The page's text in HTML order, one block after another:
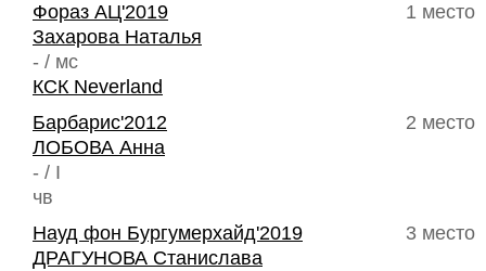
1 место
Фораз АЦ'2019
Захарова Наталья
- / мс
КСК Neverland
2 место
Барбарис'2012
ЛОБОВА Анна
- / I
чв
3 место
Науд фон Бургумерхайд'2019
ДРАГУНОВА Станислава